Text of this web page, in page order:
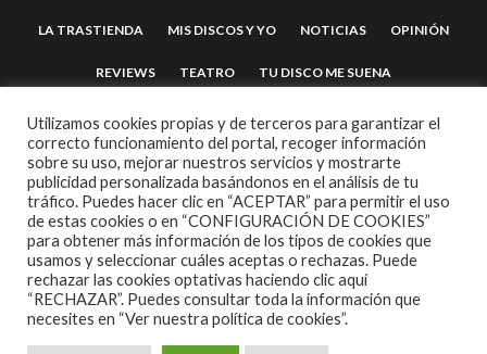
LA TRASTIENDA MIS DISCOS Y YO NOTICIAS OPINIÓN
REVIEWS TEATRO TU DISCO ME SUENA
2007 COPYRIGHT -CODETIPITHEME
Utilizamos cookies propias y de terceros para garantizar el
correcto funcionamiento del portal, recoger información
sobre su uso, mejorar nuestros servicios y mostrarte
publicidad personalizada basándonos en el análisis de tu
tráfico. Puedes hacer clic en “ACEPTAR” para permitir el uso
de estas cookies o en “CONFIGURACIÓN DE COOKIES”
para obtener más información de los tipos de cookies que
usamos y seleccionar cuáles aceptas o rechazas. Puede
rechazar las cookies optativas haciendo clic aquí
“RECHAZAR”. Puedes consultar toda la información que
necesites en “Ver nuestra política de cookies”.